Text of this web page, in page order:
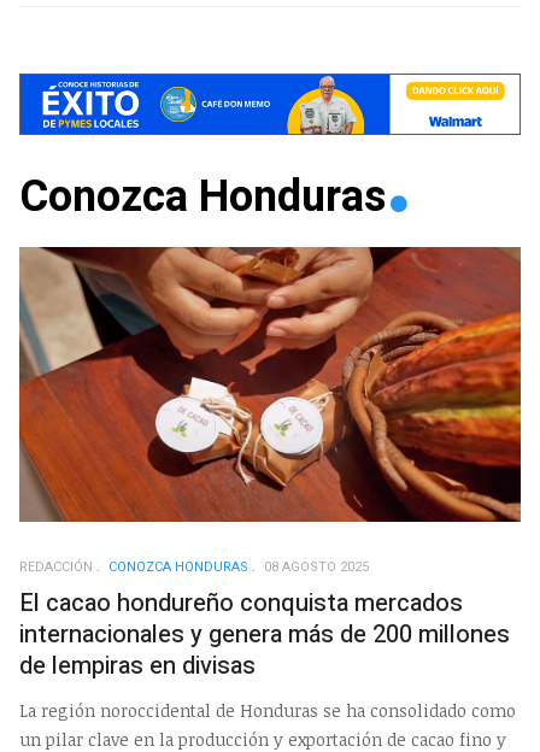
Conozca Honduras
REDACCIÓN CONOZCA HONDURAS 08 AGOSTO 2025
El cacao hondureño conquista mercados
internacionales y genera más de 200 millones
de lempiras en divisas
La región noroccidental de Honduras se ha consolidado como
un pilar clave en la producción y exportación de cacao fino y